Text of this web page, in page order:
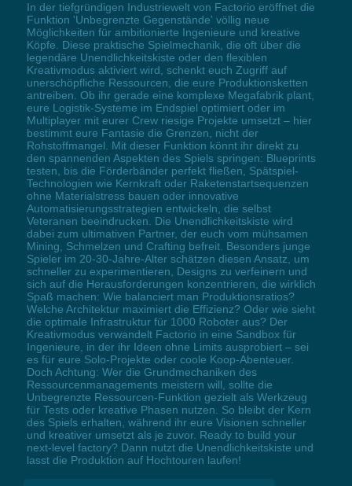
In der tiefgründigen Industriewelt von Factorio eröffnet die
Funktion 'Unbegrenzte Gegenstände' völlig neue
Möglichkeiten für ambitionierte Ingenieure und kreative
Köpfe. Diese praktische Spielmechanik, die oft über die
legendäre Unendlichkeitskiste oder den flexiblen
Kreativmodus aktiviert wird, schenkt euch Zugriff auf
unerschöpfliche Ressourcen, die eure Produktionsketten
antreiben. Ob ihr gerade eine komplexe Megafabrik plant,
eure Logistik-Systeme im Endspiel optimiert oder im
Multiplayer mit eurer Crew riesige Projekte umsetzt – hier
bestimmt eure Fantasie die Grenzen, nicht der
Rohstoffmangel. Mit dieser Funktion könnt ihr direkt zu
den spannenden Aspekten des Spiels springen: Blueprints
testen, bis die Förderbänder perfekt fließen, Spätspiel-
Technologien wie Kernkraft oder Raketenstartsequenzen
ohne Materialstress bauen oder innovative
Automatisierungsstrategien entwickeln, die selbst
Veteranen beeindrucken. Die Unendlichkeitskiste wird
dabei zum ultimativen Partner, der euch vom mühsamen
Mining, Schmelzen und Crafting befreit. Besonders junge
Spieler im 20-30-Jahre-Alter schätzen diesen Ansatz, um
schneller zu experimentieren, Designs zu verfeinern und
sich auf die Herausforderungen konzentrieren, die wirklich
Spaß machen: Wie balanciert man Produktionsratios?
Welche Architektur maximiert die Effizienz? Oder wie sieht
die optimale Infrastruktur für 1000 Roboter aus? Der
Kreativmodus verwandelt Factorio in eine Sandbox für
Ingenieure, in der ihr Ideen ohne Limits ausprobiert – sei
es für eure Solo-Projekte oder coole Koop-Abenteuer.
Doch Achtung: Wer die Grundmechaniken des
Ressourcenmanagements meistern will, sollte die
Unbegrenzte Ressourcen-Funktion gezielt als Werkzeug
für Tests oder kreative Phasen nutzen. So bleibt der Kern
des Spiels erhalten, während ihr eure Visionen schneller
und kreativer umsetzt als je zuvor. Ready to build your
next-level factory? Dann nutzt die Unendlichkeitskiste und
lasst die Produktion auf Hochtouren laufen!